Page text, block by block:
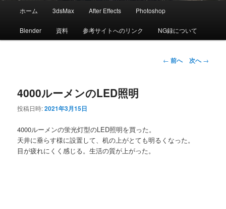
メ
メ
イ
ン
ン
ホーム 3dsMax After Effects Photoshop
Blender 資料 参考サイトへのリンク NG録について
投
ン
← 前へ 次へ→
4000ルーメンのLED照明
投稿日時:2021年3月15日
4000ルーメンの蛍光灯型のLED照明を買った。
天井に垂らす様に設置して、机の上がとても明るくなった。
目が疲れにくく感じる。生活の質が上がった。